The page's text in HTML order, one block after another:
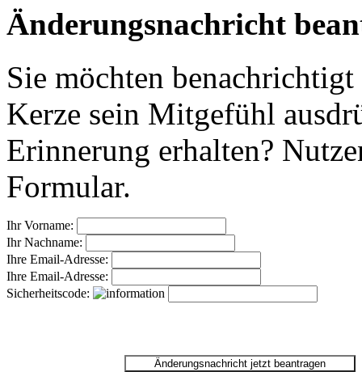
Änderungsnachricht
Sie möchten
Kerze sein Mitgefühl
Erinnerung erhalten?
Formular.
Ihr Vorname:
Ihr Nachname:
Ihre Email-Adresse:
Ihre Email-Adresse:
Sicherheitscode: